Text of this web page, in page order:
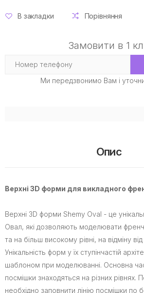
В закладки Порівняння
Замовити в 1
Ми передзвонимо Вам і
Опис
Верхні 3D форми для викладного
Верхні 3D форми Shemy Oval - це
Овал, які дозволяють моделювати
та на більш високому рівні, на відміну
Унікальність форм у їх ступінчастій
шаблоном при моделюванні. Основна
посмішки знаходяться на різних
необхідно заповнити лінію посмішки по